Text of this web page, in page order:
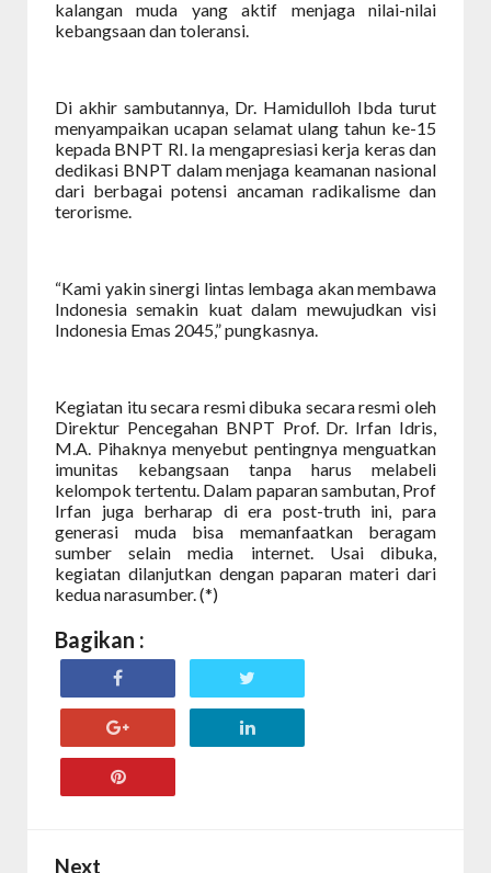
kalangan muda yang aktif menjaga nilai-nilai
kebangsaan dan toleransi.
Di akhir sambutannya, Dr. Hamidulloh Ibda turut
menyampaikan ucapan selamat ulang tahun ke-15
kepada BNPT RI. Ia mengapresiasi kerja keras dan
dedikasi BNPT dalam menjaga keamanan nasional
dari berbagai potensi ancaman radikalisme dan
terorisme.
“Kami yakin sinergi lintas lembaga akan membawa
Indonesia semakin kuat dalam mewujudkan visi
Indonesia Emas 2045,” pungkasnya.
Kegiatan itu secara resmi dibuka secara resmi oleh
Direktur Pencegahan BNPT Prof. Dr. Irfan Idris,
M.A. Pihaknya menyebut pentingnya menguatkan
imunitas kebangsaan tanpa harus melabeli
kelompok tertentu. Dalam paparan sambutan, Prof
Irfan juga berharap di era post-truth ini, para
generasi muda bisa memanfaatkan beragam
sumber selain media internet. Usai dibuka,
kegiatan dilanjutkan dengan paparan materi dari
kedua narasumber. (*)
Bagikan :
Next